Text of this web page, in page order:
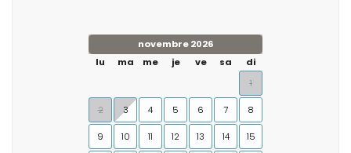
novembre 2026
lu
ma me je ve sa
di
1
2 3 4 5 6 7 8
9 10 11 12 13 14 15